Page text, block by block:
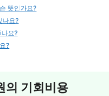
뜻인가요?
나요?
요?
?
의 기회비용